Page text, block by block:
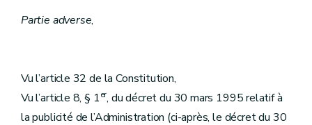
Partie adverse,
Vu l’article 32 de la Constitution,
Vu l’article 8, § 1er, du décret du 30 mars 1995 relatif à
la publicité de l’Administration (ci-après, le décret du 30